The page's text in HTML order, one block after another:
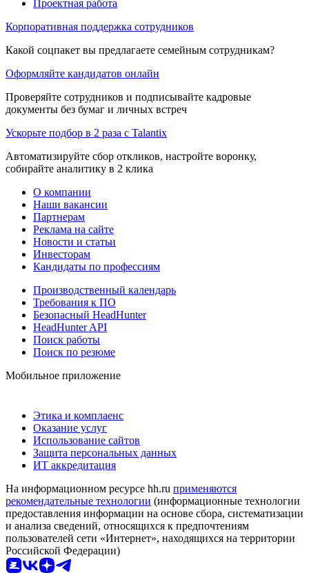
Проектная работа
Корпоративная поддержка сотрудников
Какой соцпакет вы предлагаете семейным сотрудникам?
Оформляйте кандидатов онлайн
Проверяйте сотрудников и подписывайте кадровые
документы без бумаг и личных встреч
Ускорьте подбор в 2 раза с Talantix
Автоматизируйте сбор откликов, настройте воронку,
собирайте аналитику в 2 клика
О компании
Наши вакансии
Партнерам
Реклама на сайте
Новости и статьи
Инвесторам
Кандидаты по профессиям
Производственный календарь
Требования к ПО
Безопасный HeadHunter
HeadHunter API
Поиск работы
Поиск по резюме
Мобильное приложение
Этика и комплаенс
Оказание услуг
Использование сайтов
Защита персональных данных
ИТ аккредитация
На информационном ресурсе hh.ru применяются
рекомендательные технологии (информационные технологии
предоставления информации на основе сбора, систематизации
и анализа сведений, относящихся к предпочтениям
пользователей сети «Интернет», находящихся на территории
Российской Федерации)